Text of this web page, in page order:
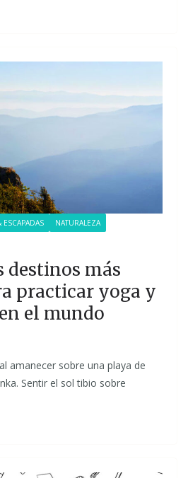
ESCAPADAS
NATURALEZA
destinos más
practicar yoga y
el mundo
amanecer sobre una playa de
Sentir el sol tibio sobre